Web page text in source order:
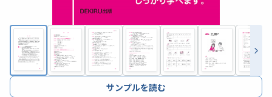
サンプルを読む